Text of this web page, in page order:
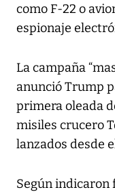
como F-22 o
espionaje
La campaña
anunció Trump
primera oleada
misiles crucero
lanzados desde
Según indicaron